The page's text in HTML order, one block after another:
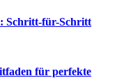
Schritt-für-Schritt
für perfekte